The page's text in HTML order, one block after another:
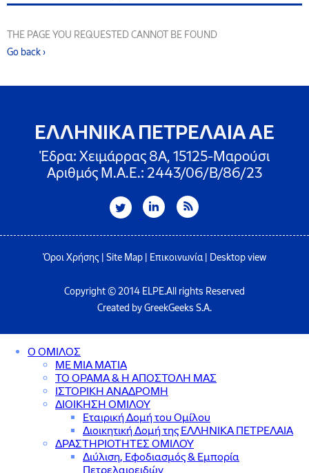
THE PAGE YOU REQUESTED CANNOT BE FOUND
Go back ›
ΕΛΛΗΝΙΚΑ ΠΕΤΡΕΛΑΙΑ ΑΕ
Έδρα: Χειμάρρας 8A, 15125-Μαρούσι
Αριθμός Μ.Α.Ε.: 2443/06/Β/86/23
Όροι Χρήσης Site Map Επικοινωνία| Desktop view
Copyright © 2014 ELPE.All rights Reserved
Created by GreekGeeks S.A.
Ο ΟΜΙΛΟΣ
ΜΕ ΜΙΑ ΜΑΤΙΑ
ΤΟ ΟΡΑΜΑ & Η ΑΠΟΣΤΟΛΗ ΜΑΣ
ΙΣΤΟΡΙΚΗ ΑΝΑΔΡΟΜΗ
ΔΙΟΙΚΗΣΗ ΟΜΙΛΟΥ
Εταιρική Δομή του Ομίλου
Διοικητική Δομή της ΕΛΛΗΝΙΚΑ ΠΕΤΡΕΛΑΙΑ
ΔΡΑΣΤΗΡΙΟΤΗΤΕΣ ΟΜΙΛΟΥ
Διύλιση, Εφοδιασμός & Εμπορία
Πετρελαιοειδών